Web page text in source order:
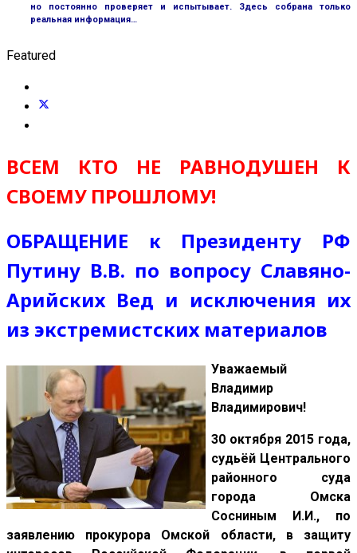
но постоянно проверяет и испытывает. Здесь собрана только
реальная информация…
Featured
ВСЕМ КТО НЕ РАВНОДУШЕН К
СВОЕМУ ПРОШЛОМУ!
ОБРАЩЕНИЕ к Президенту РФ
Путину В.В. по вопросу Славяно-
Арийских Вед и исключения их
из экстремистских материалов
Уважаемый
Владимир
Владимирович!
30 октября 2015 года,
судьёй Центрального
районного суда
города Омска
Сосниным И.И., по
заявлению прокурора Омской области, в защиту